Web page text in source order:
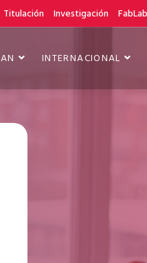
Titulación Investigación FabLab
INTERNACIONAL